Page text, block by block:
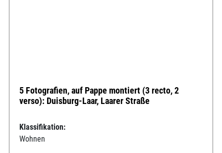
5 Fotografien, auf Pappe montiert (3 recto, 2
verso): Duisburg-Laar, Laarer Straße
Klassifikation:
Wohnen